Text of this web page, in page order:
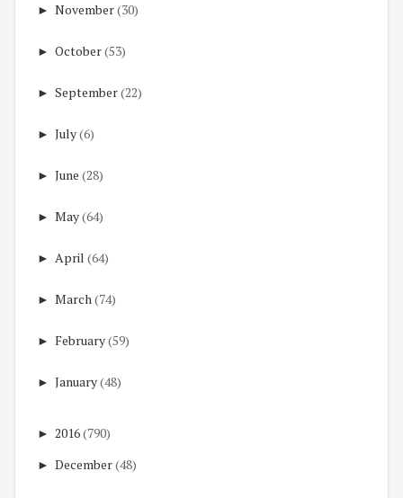
► November(30)
► October(53)
► September(22)
► July(6)
► June (28)
► May(64)
► April (64)
► March(74)
► February(59)
► January(48)
► 2016(790)
► December(48)